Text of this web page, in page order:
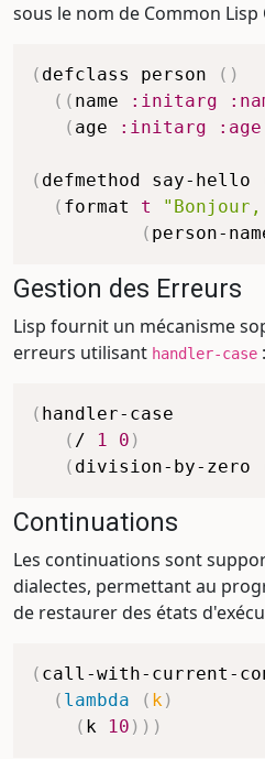
sous le nom de Common Lisp
( defclass person ( )
( ( name :initarg
( age :initarg :age
( defmethod say-hello
( format t
( person-
Gestion des Erreurs
Lisp fournit un mécanisme
erreurs utilisant handler-case :
( handler-case
( / 1 0 )
( division-by-zero
Continuations
Les continuations sont
dialectes, permettant au
de restaurer des états
( call-with-current-
( lambda ( k)
( k 10 ) ) )